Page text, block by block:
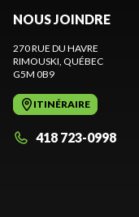
NOUS JOINDRE
270 RUE DU HAVRE
RIMOUSKI , QUÉBEC
G5M 0B9
ITINÉRAIRE
418 723-0998